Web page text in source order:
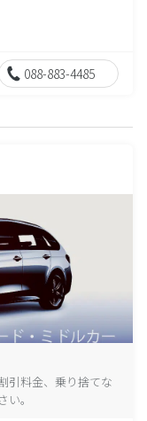
088-883-4485
引料金、乗り捨てな
。